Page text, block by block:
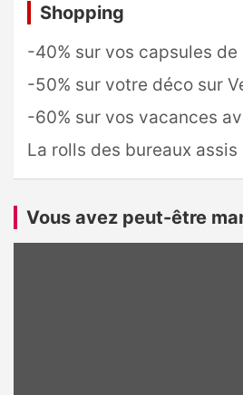
Shopping
-40% sur vos capsules de
-50% sur votre déco sur
-60% sur vos vacances
La rolls des bureaux
Vous avez peut-être